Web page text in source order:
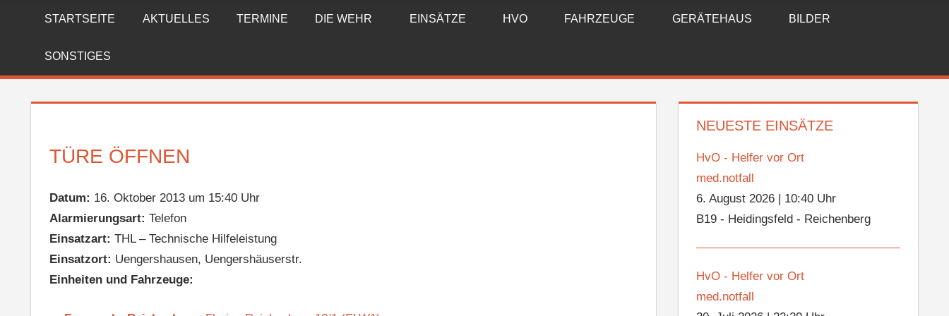
FREIWILLIGE
FEUERWEHR
REICHENBERG
STARTSEITE AKTUELLES TERMINE DIE WEHR EINSÄTZE HVO FAHRZEUGE GERÄTEHAUS BILDER
SONSTIGES
TÜRE ÖFFNEN
Datum: 16. Oktober 2013 um 15:40 Uhr
Alarmierungsart: Telefon
Einsatzart: THL – Technische Hilfeleistung
Einsatzort: Uengershausen, Uengershäuserstr.
Einheiten und Fahrzeuge:
NEUESTE EINSÄTZE
HvO - Helfer vor Ort
med.notfall
6. August 2026
10:40 Uhr
B19 - Heidingsfeld - Reichenberg
HvO - Helfer vor Ort
med.notfall